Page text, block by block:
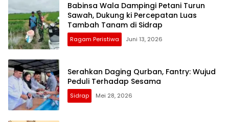
Babinsa Wala Dampingi Petani Turun
Sawah, Dukung ki Percepatan Luas
Tambah Tanam di Sidrap
Ragam Peristiwa Juni 13, 2026
Serahkan Daging Qurban, Fantry: Wujud
Peduli Terhadap Sesama
Sidrap Mei 28, 2026